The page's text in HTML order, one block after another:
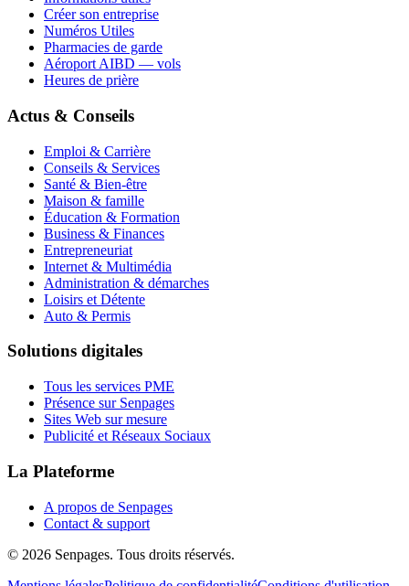
Créer son entreprise
Numéros Utiles
Pharmacies de garde
Aéroport AIBD — vols
Heures de prière
Actus & Conseils
Emploi & Carrière
Conseils & Services
Santé & Bien-être
Maison & famille
Éducation & Formation
Business & Finances
Entrepreneuriat
Internet & Multimédia
Administration & démarches
Loisirs et Détente
Auto & Permis
Solutions digitales
Tous les services PME
Présence sur Senpages
Sites Web sur mesure
Publicité et Réseaux Sociaux
La Plateforme
A propos de Senpages
Contact & support
© 2026 Senpages. Tous droits réservés.